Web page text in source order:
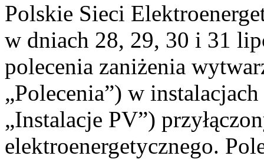
Polskie Sieci
w dniach 28, 29, 30 i 31
polecenia zaniżenia
„Polecenia”) w
„Instalacje PV”)
elektroenergetycznego.